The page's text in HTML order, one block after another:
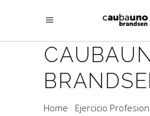
Home
Ejercicio